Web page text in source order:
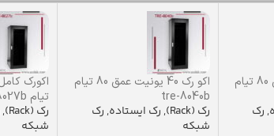
اکو رک 40 یونیت عمق 80 تیام
,رک
اکو رک 40 یونیت عمق 80 تیام
tre-8040b
رک (Rack) ,رک ایستاده,رک
شبکه
تیام tre-8027b
رک (Rack) ,
شبکه